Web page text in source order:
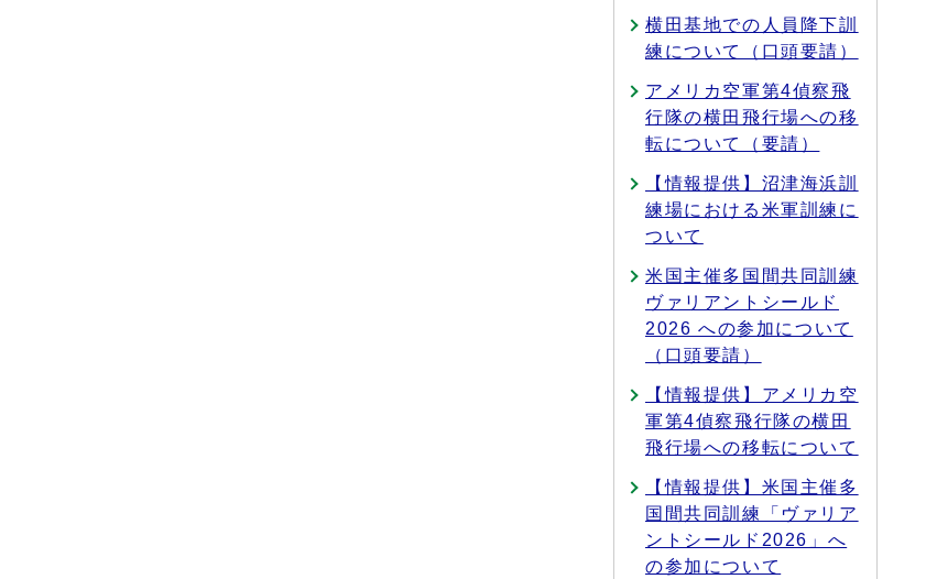
横田基地での人員降下訓
練について（口頭要請）
アメリカ空軍第4偵察飛
行隊の横田飛行場への移
転について（要請）
【情報提供】沼津海浜訓
練場における米軍訓練に
ついて
米国主催多国間共同訓練
ヴァリアントシールド
2026 への参加について
（口頭要請）
【情報提供】アメリカ空
軍第4偵察飛行隊の横田
飛行場への移転について
【情報提供】米国主催多
国間共同訓練「ヴァリア
ントシールド2026」へ
の参加について